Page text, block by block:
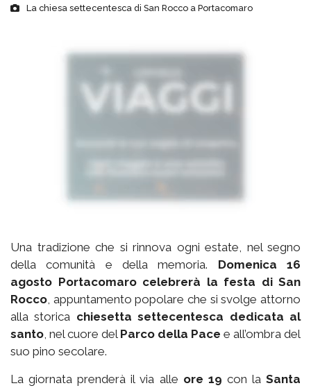
La chiesa settecentesca di San Rocco a Portacomaro
Una tradizione che si rinnova ogni estate, nel segno
della comunità e della memoria. Domenica 16
agosto Portacomaro celebrerà la festa di San
Rocco , appuntamento popolare che si svolge attorno
alla storica chiesetta settecentesca dedicata al
santo , nel cuore del Parco della Pace e all’ombra del
suo pino secolare.
La giornata prenderà il via alle ore 19 con laSanta